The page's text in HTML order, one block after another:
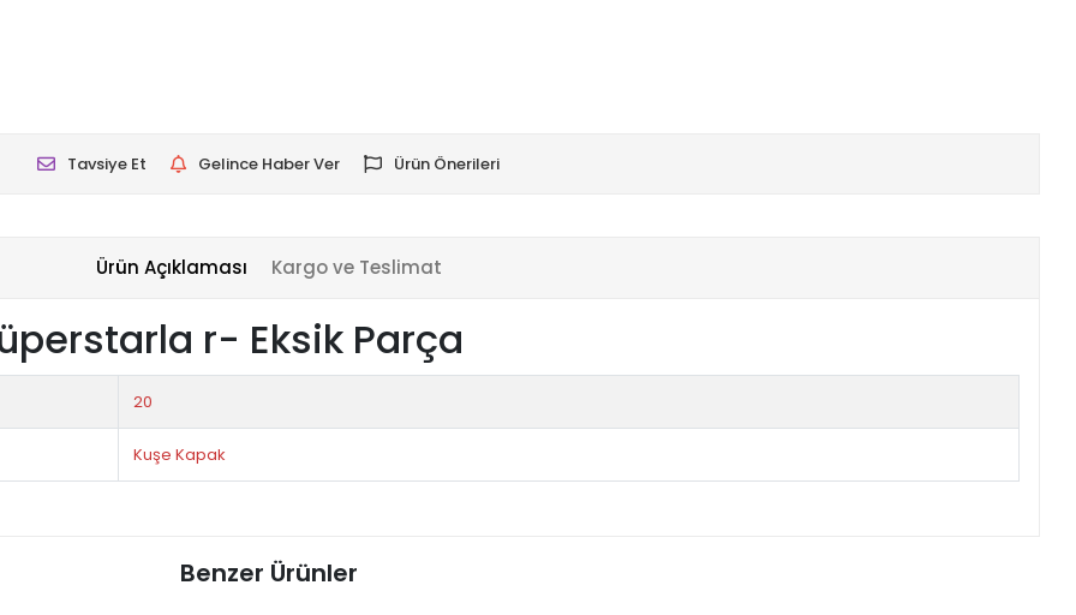
Tavsiye Et Gelince Haber Ver Ürün Önerileri
Ürün Açıklaması Kargo ve Teslimat
r- Eksik Parça
20
Kuşe Kapak
Benzer Ürünler